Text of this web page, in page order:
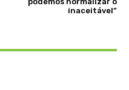
inaceitável”